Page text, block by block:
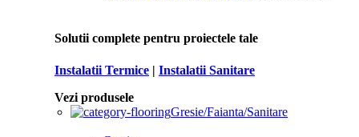
Solutii complete pentru proiectele tale
Instalatii Termice | Instalatii Sanitare
Vezi produsele
Gresie/Faianta/Sanitare